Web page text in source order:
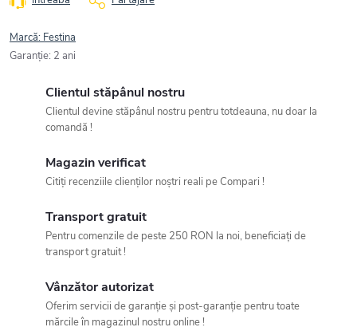
Marcă: Festina
Garanţie: 2 ani
Clientul stăpânul nostru
Clientul devine stăpânul nostru pentru totdeauna, nu doar la
comandă !
Magazin verificat
Citiți recenziile clienților noștri reali pe Compari !
Transport gratuit
Pentru comenzile de peste 250 RON la noi, beneficiați de
transport gratuit !
Vânzător autorizat
Oferim servicii de garanție și post-garanție pentru toate
mărcile în magazinul nostru online !